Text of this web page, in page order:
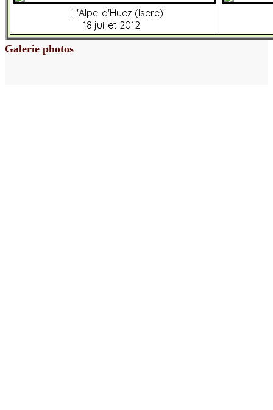
L'Alpe-d'Huez (Isere)
18 juillet 2012
Galerie photos